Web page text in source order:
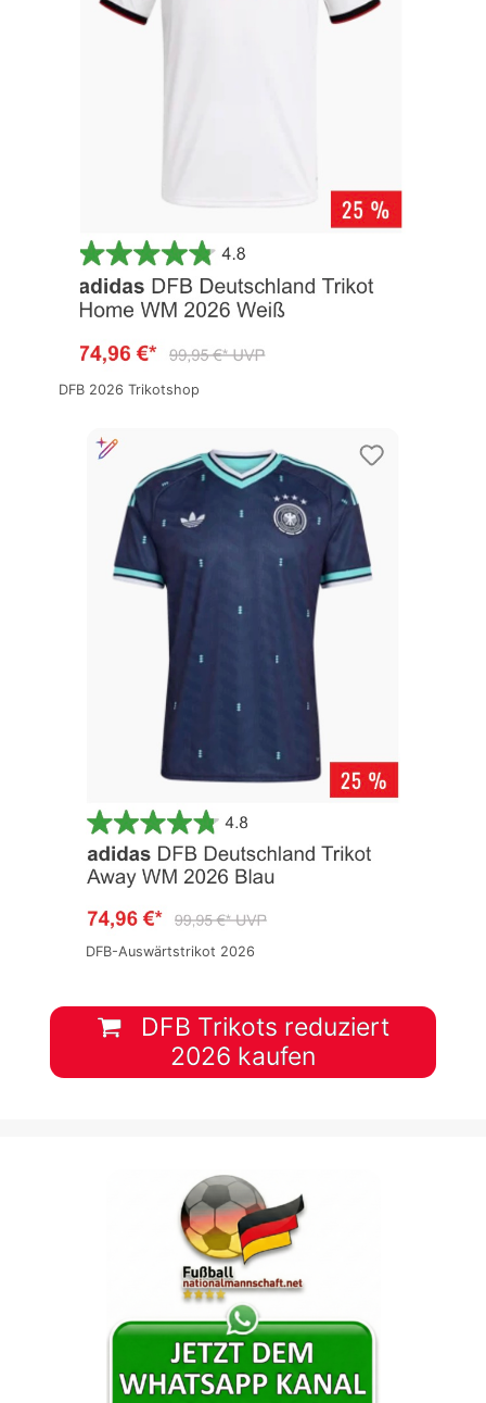
DFB 2026 Trikotshop
DFB-Auswärtstrikot 2026
DFB Trikots reduziert
2026 kaufen